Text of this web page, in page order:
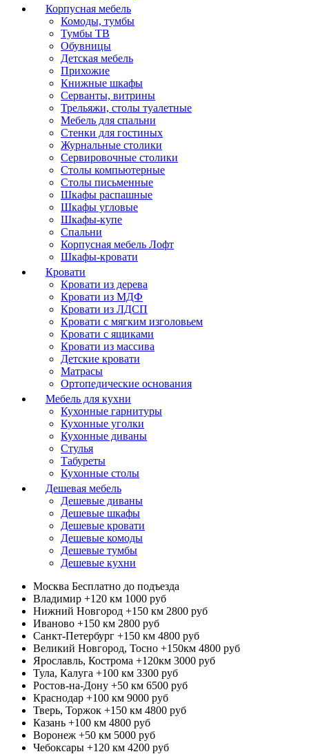
Корпусная мебель
Комоды, тумбы
Тумбы ТВ
Обувницы
Детская мебель
Прихожие
Книжные шкафы
Серванты, витрины
Трельяжи, столы туалетные
Мебель для спальни
Стенки для гостиных
Журнальные столики
Сервировочные столики
Столы компьютерные
Столы письменные
Шкафы распашные
Шкафы угловые
Шкафы-купе
Спальни
Корпусная мебель Лофт
Шкафы-кровати
Кровати
Кровати из дерева
Кровати из МДФ
Кровати из ЛДСП
Кровати с мягким изголовьем
Кровати с ящиками
Кровати из массива
Детские кровати
Матрасы
Ортопедические основания
Мебель для кухни
Кухонные гарнитуры
Кухонные уголки
Кухонные диваны
Стулья
Табуреты
Кухонные столы
Дешевая мебель
Дешевые диваны
Дешевые шкафы
Дешевые кровати
Дешевые комоды
Дешевые тумбы
Дешевые кухни
Москва Бесплатно до подъезда
Владимир +120 км 1000 руб
Нижний Новгород +150 км 2800 руб
Иваново +150 км 2800 руб
Санкт-Петербург +150 км 4800 руб
Великий Новгород, Тосно +150км 4800 руб
Ярославль, Кострома +120км 3000 руб
Тула, Калуга +100 км 3300 руб
Ростов-на-Дону +50 км 6500 руб
Краснодар +100 км 9000 руб
Тверь, Торжок +150 км 4800 руб
Казань +100 км 4800 руб
Воронеж +50 км 5000 руб
Чебоксары +120 км 4200 руб